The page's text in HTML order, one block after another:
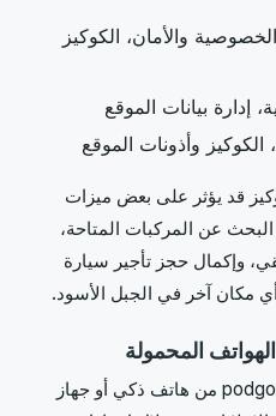
والأمان، الكوكيز
بيانات الموقع
وأذونات الموقع
قد يؤثر على بعض ميزات
عن المركبات المتاحة،
وإكمال حجز تأجير سيارة
مكان آخر في الجبل الأسود.
المحمولة
إذا كنت تصل إلى podgoricacars.com من هاتف ذكي أو جهاز